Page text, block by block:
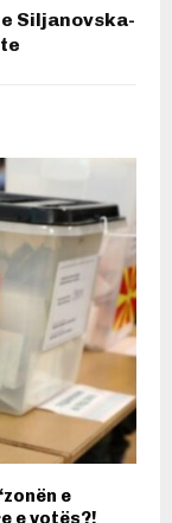
Siljanovska-
e
e votës?!